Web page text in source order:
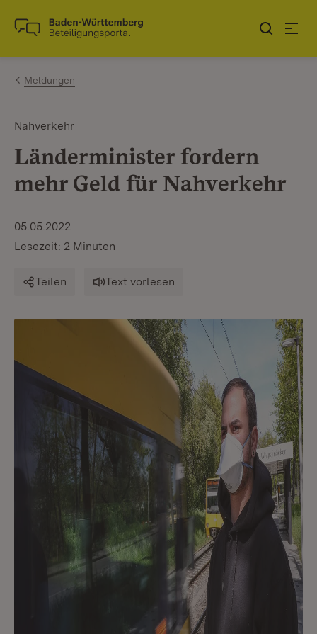
Zum Inhalt springen
Link zur Startseite
Meldungen
Nahverkehr
Länderminister fordern
mehr Geld für Nahverkehr
05.05.2022
Lesezeit: 2 Minuten
Teilen Text vorlesen